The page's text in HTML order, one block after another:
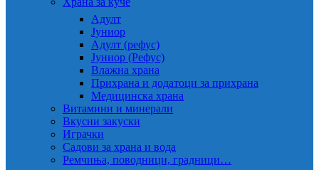
Адулт
Јуниор
Адулт (рефус)
Јуниор (Рефус)
Влажна храна
Прихрана и додатоци за прихрана
Медицинска храна
Витамини и минерали
Вкусни закуски
Играчки
Садови за храна и вода
Ремчиња, поводници, градници…